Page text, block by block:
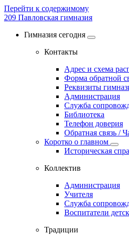
Перейти к содержимому
209 Павловская гимназия
Гимназия сегодня
Контакты
Адрес и схема
Форма обратной
Реквизиты
Администрация
Служба
Библиотека
Телефон доверия
Обратная связь /
Коротко о главном
Историческая
Коллектив
Администрация
Учителя
Служба
Воспитатели
Традиции